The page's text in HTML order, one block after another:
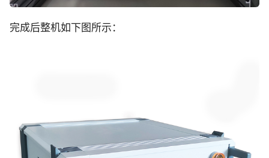
完成后整机如下图所示：